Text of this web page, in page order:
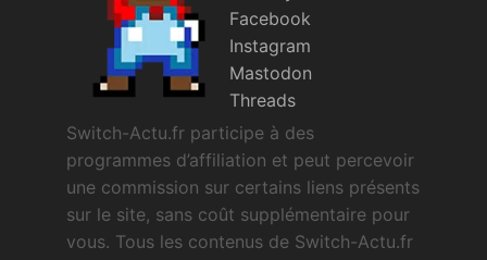
Facebook
Instagram
Mastodon
Threads
Switch-Actu.fr participe à des
programmes d’affiliation et peut percevoir
une commission sur certains liens présents
sur le site, sans coût supplémentaire pour
vous. Tous les contenus de Switch-Actu.fr